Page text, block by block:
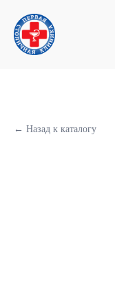
Первая Столичная
← Назад к каталогу